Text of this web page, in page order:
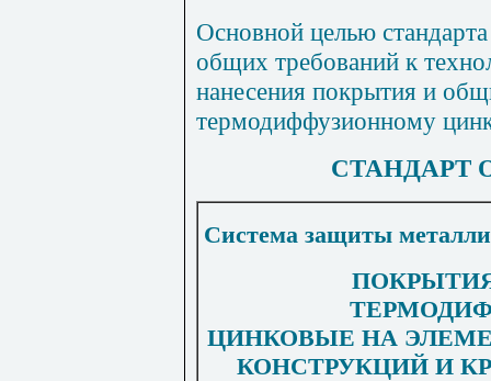
Основной целью
общих требований к
нанесения покрытия и
термодиффузионному
СТАНДАРТ
Система защиты
ЦИНКОВЫЕ НА
КОНСТРУКЦИЙ И